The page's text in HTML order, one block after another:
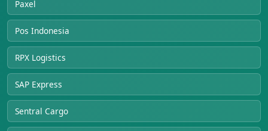
Paxel
Pos Indonesia
RPX Logistics
SAP Express
Sentral Cargo